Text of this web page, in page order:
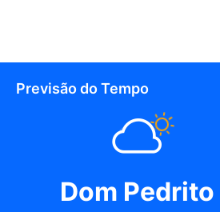
Previsão do Tempo
Dom Pedrito